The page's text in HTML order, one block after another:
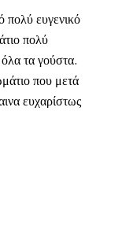
ευγενικό
πολύ
τα γούστα.
που μετά
ευχαρίστως